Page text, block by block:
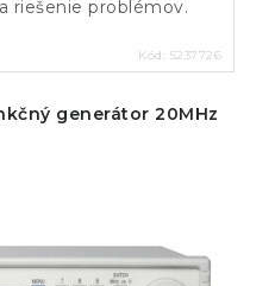
riešenie problémov.
Kód: 5237726
generátor 20MHz